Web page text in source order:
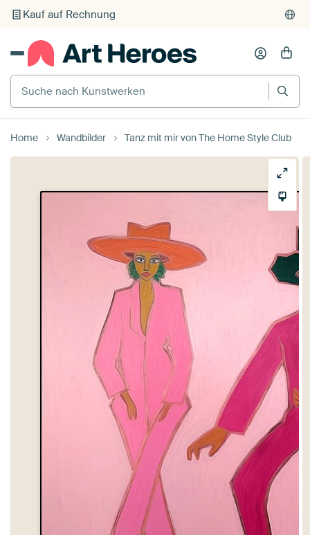
Kauf auf Rechnung
Individueller Druck auf Bestellung
Suche nach Kunstwerken
Home Wandbilder Tanz mit mir von The Home Style Club